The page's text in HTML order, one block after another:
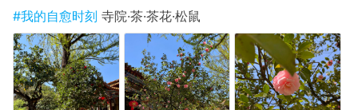
#我的自愈时刻 寺院·茶·茶花·松鼠